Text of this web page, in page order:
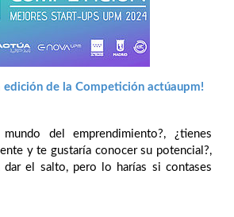
edición de la Competición actúaupm!
del emprendimiento?, ¿tienes
y te gustaría conocer su potencial?,
dar el salto, pero lo harías si contases